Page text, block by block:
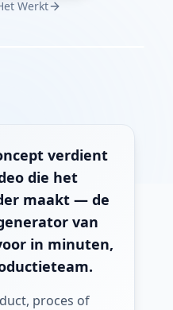
Werkt
verdient
die het
maakt — de
van
in minuten,
proces of